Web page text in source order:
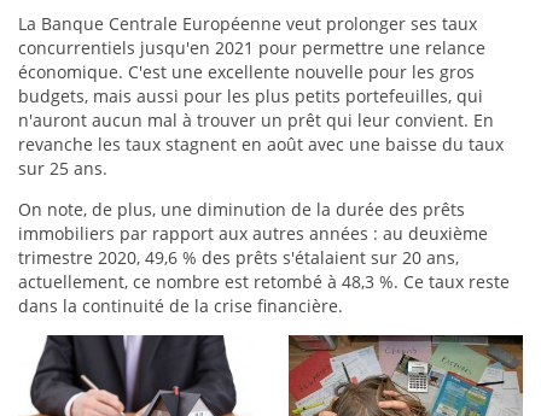
La Banque Centrale Européenne veut prolonger ses taux
concurrentiels jusqu'en 2021 pour permettre une relance
économique. C'est une excellente nouvelle pour les gros
budgets, mais aussi pour les plus petits portefeuilles, qui
n'auront aucun mal à trouver un prêt qui leur convient. En
revanche les taux stagnent en août avec une baisse du taux
sur 25 ans.
On note, de plus, une diminution de la durée des prêts
immobiliers par rapport aux autres années : au deuxième
trimestre 2020, 49,6 % des prêts s'étalaient sur 20 ans,
actuellement, ce nombre est retombé à 48,3 %. Ce taux reste
dans la continuité de la crise financière.